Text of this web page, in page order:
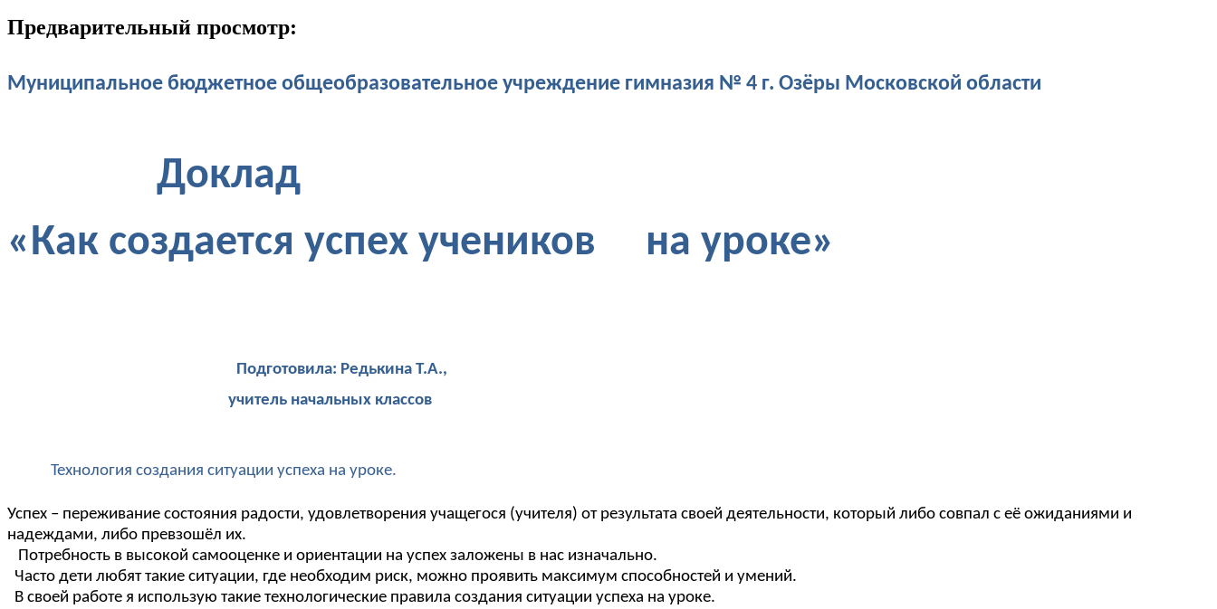
Предварительный просмотр:
Муниципальное бюджетное общеобразовательное учреждение гимназия № 4 г. Озёры Московской области
Доклад
«Как создается успех учеников на уроке»
Подготовила: Редькина Т.А.,
учитель начальных классов
Технология создания ситуации успеха на уроке.
Успех – переживание состояния радости, удовлетворения учащегося (учителя) от результата своей деятельности, который либо совпал с её ожиданиями и
надеждами, либо превзошёл их.
Потребность в высокой самооценке и ориентации на успех заложены в нас изначально.
Часто дети любят такие ситуации, где необходим риск, можно проявить максимум способностей и умений.
В своей работе я использую такие технологические правила создания ситуации успеха на уроке.